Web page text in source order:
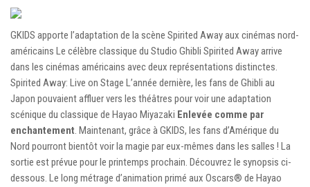
GKIDS apporte l’adaptation de la scène Spirited Away aux cinémas nord-
américains Le célèbre classique du Studio Ghibli Spirited Away arrive
dans les cinémas américains avec deux représentations distinctes.
Spirited Away: Live on Stage L’année dernière, les fans de Ghibli au
Japon pouvaient affluer vers les théâtres pour voir une adaptation
scénique du classique de Hayao Miyazaki Enlevée comme par
enchantement. Maintenant, grâce à GKIDS, les fans d’Amérique du
Nord pourront bientôt voir la magie par eux-mêmes dans les salles ! La
sortie est prévue pour le printemps prochain. Découvrez le synopsis ci-
dessous. Le long métrage d’animation primé aux Oscars® de Hayao